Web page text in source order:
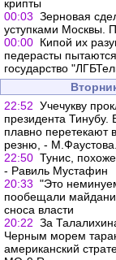
крипты
00:03 Зерновая
уступками Москвы.
00:00 Кипой их
педерасты
государство
22:52 Учечукву
президента
плавно перетекают
резню, - М.Фаустова.
22:50 Тунис,
- Равиль Мустафин
20:33 "Это
пообещали
сноса власти
20:22 За
Черным морем
американский